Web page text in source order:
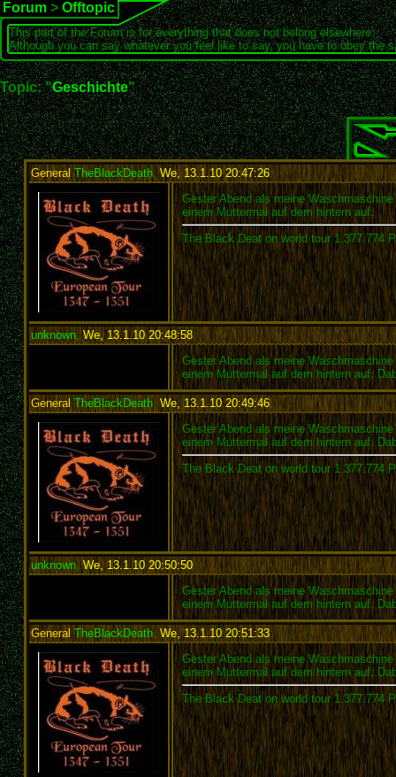
Forum > Offtopic
This part of the Forum is for everything that does not belong elsewhere.
Although you can say whatever you feel like to say, you have to obey the
Topic: "Geschichte"
General TheBlackDeath,We, 13.1.10 20:47:26:
Gester Abend als meine
einem Muttermal auf dem hintern auf.
The Black Deat on world tour 1.377.774
unknown,We, 13.1.10 20:48:58:
Gester Abend als meine
einem Muttermal auf dem hintern auf.
GeneralTheBlackDeath, We, 13.1.10 20:49:46:
Gester Abend als meine
einem Muttermal auf dem hintern auf.
The Black Deat on world tour 1.377.774
unknown, We, 13.1.10 20:50:50:
Gester Abend als meine
einem Muttermal auf dem hintern auf.
General TheBlackDeath, We, 13.1.10 20:51:33:
Gester Abend als meine
einem Muttermal auf dem hintern auf.
The Black Deat on world tour 1.377.774